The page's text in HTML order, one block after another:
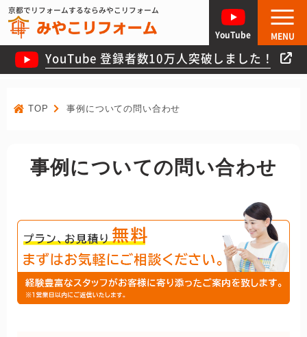
京都でリフォームするならみやこリフォーム
YouTube 登録者数10万人突破しました！
YouTube MENU
TOP 事例についての問い合わせ
事例についての問い合わせ